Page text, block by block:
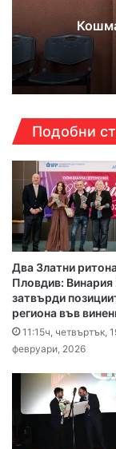
Подобни
Два Златни
Пловдив:
затвърди
региона във
11:15ч, четвъртък,
февруари, 2026